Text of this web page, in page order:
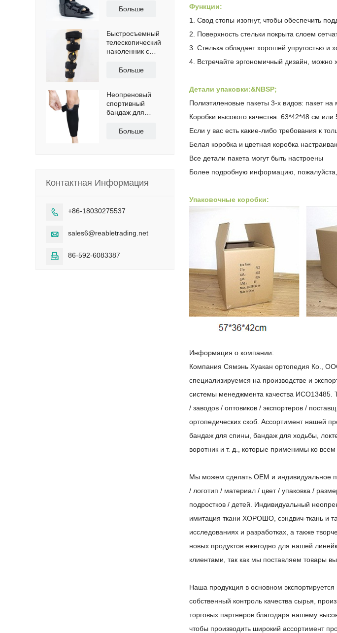
Функции:
1. Свод стопы изогнут, чтобы обеспечить
2. Поверхность стельки покрыта слоем
3. Стелька обладает хорошей упругостью
4. Встречайте эргономичный дизайн, можно
Детали упаковки:&NBSP;
Полиэтиленовые пакеты 3-х видов: пакет
Коробки высокого качества: 63*42*48 см
Если у вас есть какие-либо требования к
Белая коробка и цветная коробка
Все детали пакета могут быть настроены
Более подробную информацию, пожалуйста,
Упаковочные коробки:
Информация о компании:
Компания Сямэнь Хуакан ортопедия Ко.,
специализируемся на производстве и
системы менеджмента качества ИСО13485.
/ заводов / оптовиков / экспортеров /
ортопедических скоб. Ассортимент нашей
бандаж для спины, бандаж для ходьбы,
воротник и т. д., которые применимы ко всем
Мы можем сделать ОЕМ и индивидуальное
/ логотип / материал / цвет / упаковка /
подростков / детей. Индивидуальный
имитация ткани ХОРОШО, сэндвич-ткань и
исследованиях и разработках, а также
новых продуктов ежегодно для нашей
клиентами, так как мы поставляем товары
Наша продукция в основном
собственный контроль качества сырья,
торговых партнеров благодаря нашему
чтобы производить широкий ассортимент
Больше
Быстросъемный
телескопический
наколенник с
ремнями
Больше
Неопреновый
спортивный
бандаж для
сертификатами
Больше
Контактная Информация
 +86-18030275537
 sales6@reabletrading.net
 86-592-6083387